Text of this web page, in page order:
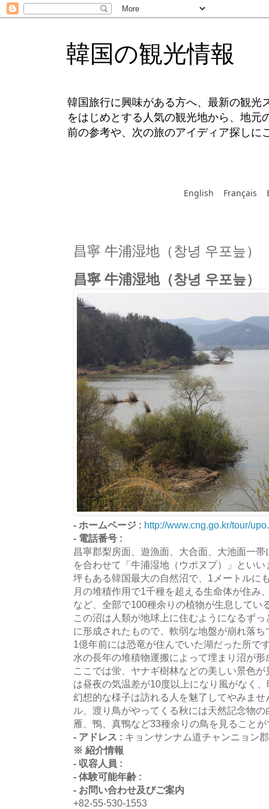
韓国の観光情報
韓国旅行に興味がある方へ、最新の観光
をはじめとする人気の観光地から、地
前の参考や、次の旅のアイディア探しに
English Français
昌寧 牛浦湿地（창녕 우포늪）
昌寧 牛浦湿地（창녕 우포늪）
- ホームページ : http://www.cng.go.kr/tour/
- 電話番号 :
昌寧郡梨房面、遊漁面、大合面、大池面一
を合わせて「牛浦湿地（ウポヌプ）」とい
坪もある韓国最大の自然沼で、1メートルに
月の堆積作用で1千種を超える生命体が住み
など、全部で100種余りの植物が生息してい
この沼は人類が地球上に住むようになるず
に形成されたもので、軟弱な地盤が崩れ落
1億年前には恐竜が住んでいた湖だった所で
水の長年の堆積物運搬によって埋まり沼が形
ここでは蛍、ヤナギ樹林などの美しい景色
は昼夜の気温差が10度以上になり風がなく
幻想的な様子は訪れる人を魅了してやみま
ル、渡り鳥がやってくる秋には天然記念物
雁、鴨、真鴨など33種余りの鳥を見ること
- アドレス : キョンサンナム道チャンニョン
※ 紹介情報
- 収容人員 :
- 体験可能年齢 :
- お問い合わせ及びご案内
+82-55-530-1553